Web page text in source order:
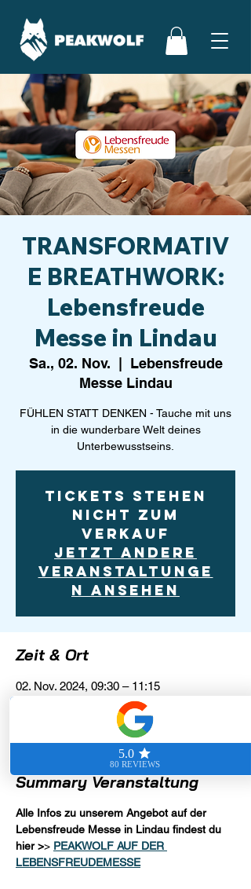
TRANSFORMATIV
E BREATHWORK:
Lebensfreude
Messe in Lindau
Sa., 02. Nov.
  |
Lebensfreude
Messe Lindau
FÜHLEN STATT DENKEN - Tauche mit uns
in die wunderbare Welt deines
Unterbewusstseins.
Tickets stehen
nicht zum
Verkauf
Jetzt andere
Veranstaltunge
n ansehen
Zeit & Ort
02. Nov. 2024, 09:30 – 11:15
Lebensfreude Messe Lindau,
Zwanzigerstraße 10, 88131 Lindau
(Bodensee), Deutschland
Summary Veranstaltung
Alle Infos zu unserem Angebot auf der
Lebensfreude Messe in Lindau findest du
hier >> PEAKWOLF AUF DER
LEBENSFREUDEMESSE